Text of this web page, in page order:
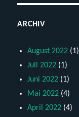
ARCHIV
August 2022 (1)
Juli 2022 (1)
Juni 2022 (1)
Mai 2022 (4)
April 2022 (4)